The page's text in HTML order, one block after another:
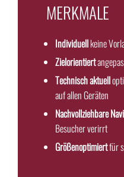
MERKMALE
Individuellkeine
Zielorientiert
Technisch aktuell
auf allen Geräten
Nachvollziehbare
Besucher verirrt
Größenoptimiertfür